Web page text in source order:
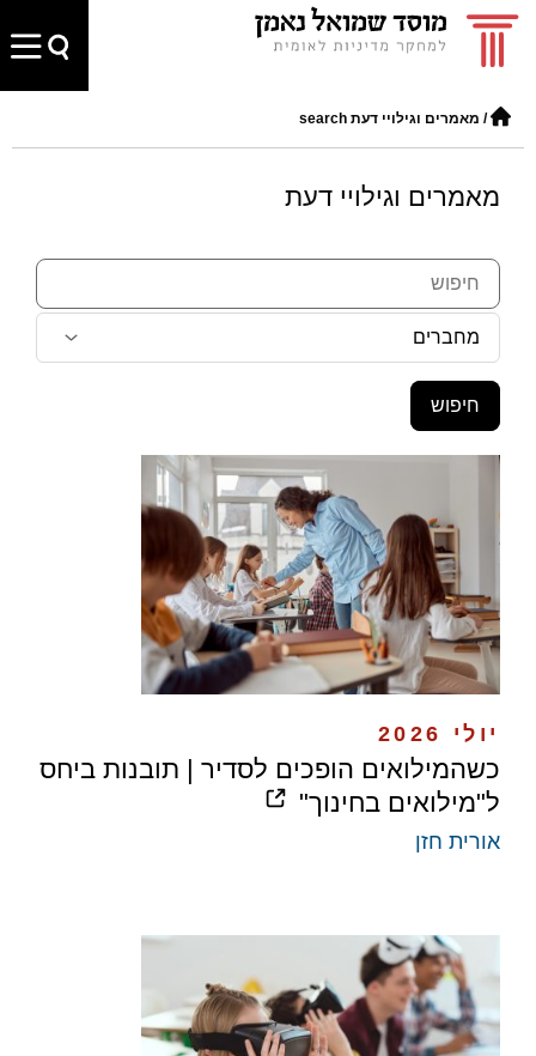
/ מאמרים וגילויי דעת search
מאמרים וגילויי דעת
יולי 2026
כשהמילואים הופכים לסדיר | תובנות ביחס
ל"מילואים בחינוך"
אורית חזן